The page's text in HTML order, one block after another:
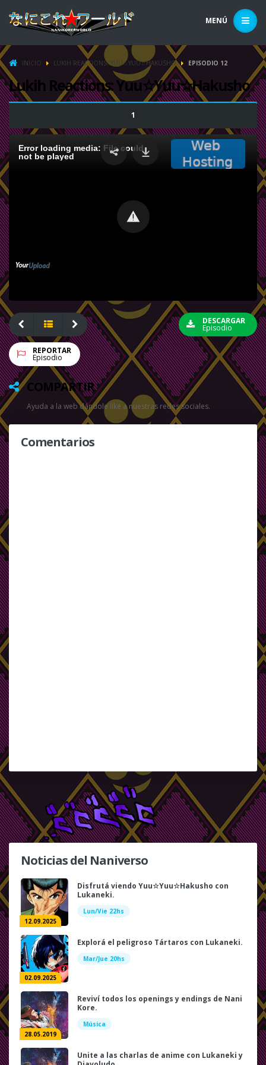
MENÚ
INICIO LUKIH REACTIONS: YUU☆YUU☆HAKUSHO EPISODIO 12
Lukih Reactions: Yuu☆Yuu☆Hakusho
1
REPORTAR
Episodio
DESCARGAR
Episodio
COMPARTIR
Ayuda a la web dándole like a nuestras redes sociales.
Comentarios
Noticias del Naniverso
12.09.2025
Disfrutá viendo Yuu☆Yuu☆Hakusho con
Lukaneki.
Lun/Vie 22hs
02.09.2025
Explorá el peligroso Tártaros con Lukaneki.
Mar/Jue 20hs
28.05.2019
Reviví todos los openings y endings de Nani
Kore.
Música
Unite a las charlas de anime con Lukaneki y